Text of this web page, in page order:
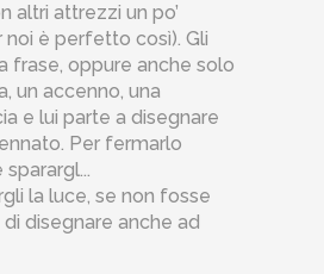
altri attrezzi un po’
noi è perfetto così). Gli
frase, oppure anche solo
un accenno, una
e lui parte a disegnare
Per fermarlo
la luce, se non fosse
disegnare anche ad